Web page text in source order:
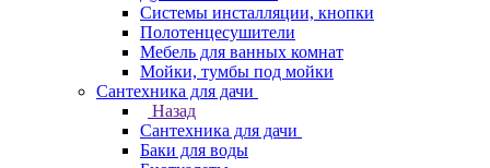
Системы инсталляции, кнопки
Полотенцесушители
Мебель для ванных комнат
Мойки, тумбы под мойки
Сантехника для дачи
Назад
Сантехника для дачи
Баки для воды